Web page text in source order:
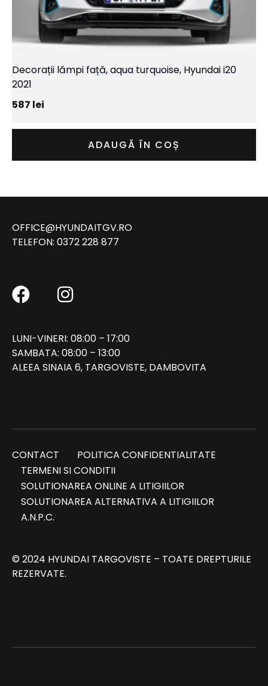
Decorații lămpi față, aqua turquoise, Hyundai i20
2021
587 lei
ADAUGĂ ÎN COȘ
OFFICE@HYUNDAITGV.RO
TELEFON: 0372 228 877
LUNI-VINERI: 08:00 – 17:00
SAMBATA: 08:00 – 13:00
ALEEA SINAIA 6, TARGOVISTE, DAMBOVITA
CONTACT
POLITICA CONFIDENTIALITATE
TERMENI SI CONDITII
SOLUTIONAREA ONLINE A LITIGIILOR
SOLUTIONAREA ALTERNATIVA A LITIGIILOR
A.N.P.C.
© 2024 HYUNDAI TARGOVISTE – TOATE DREPTURILE
REZERVATE.